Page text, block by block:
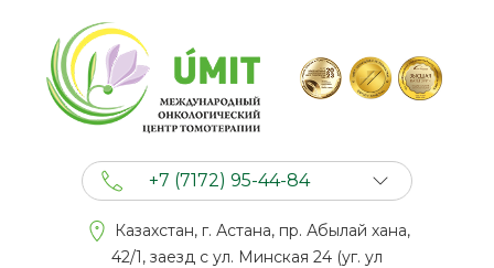
+7 (7172) 95-44-84
+7 (777) 201 44 44
Казахстан, г. Астана, пр. Абылай хана,
42/1, заезд с ул. Минская 24 (уг. ул